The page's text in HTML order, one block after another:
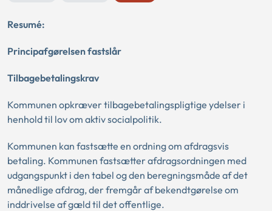
Resumé:
Principafgørelsen fastslår
Tilbagebetalingskrav
Kommunen opkræver tilbagebetalingspligtige ydelser i
henhold til lov om aktiv socialpolitik.
Kommunen kan fastsætte en ordning om afdragsvis
betaling. Kommunen fastsætter afdragsordningen med
udgangspunkt i den tabel og den beregningsmåde af det
månedlige afdrag, der fremgår af bekendtgørelse om
inddrivelse af gæld til det offentlige.